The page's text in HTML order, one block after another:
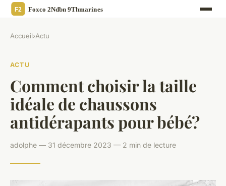
Accueil›Actu
ACTU
Comment choisir la taille
idéale de chaussons
antidérapants pour bébé?
adolphe — 31 décembre 2023 — 2 min de lecture